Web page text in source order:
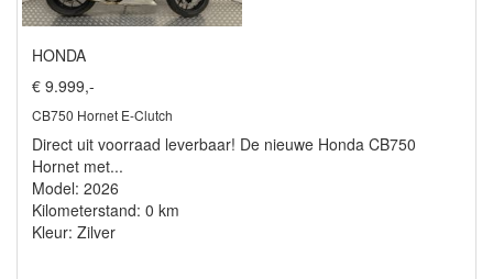
HONDA
€ 9.999,-
CB750 Hornet E-Clutch
Direct uit voorraad leverbaar! De nieuwe Honda CB750
Hornet met...
Model: 2026
Kilometerstand: 0 km
Kleur: Zilver